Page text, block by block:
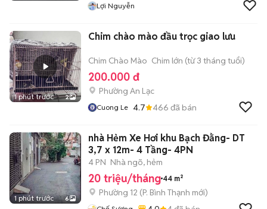
Lợi Nguyễn
1 phút trước 2
Chim chào mào đầu trọc giao lưu
Chim Chào Mào Chim lớn (từ 3 tháng tuổi)
200.000 đ
Phường An Lạc
Cuong Le 4.7 466 đã bán
1 phút trước 6
nhà Hẻm Xe Hơi khu Bạch Đằng- DT
3,7 x 12m- 4 Tầng- 4PN
4 PN Nhà ngõ, hẻm
20 triệu/tháng 44 m²
Phường 12 (P. Bình Thạnh mới)